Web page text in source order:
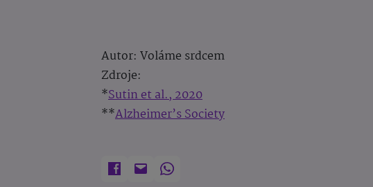
Autor: Voláme srdcem
Zdroje:
*Sutin et al., 2020
**Alzheimer’s Society